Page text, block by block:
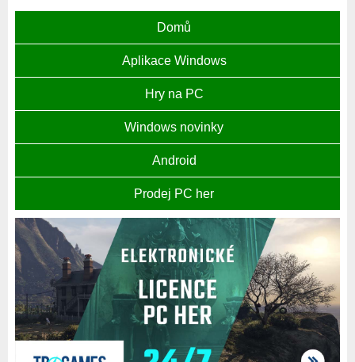
Domů
Aplikace Windows
Hry na PC
Windows novinky
Android
Prodej PC her